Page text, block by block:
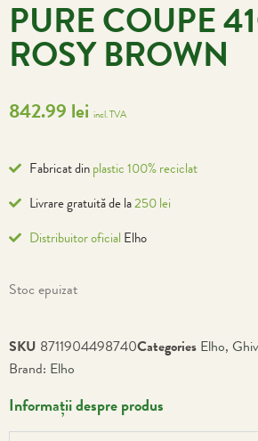
PURE COUPE
ROSY BROWN
842.99 lei incl. TVA
Fabricat dinplastic 100% reciclat
Livrare gratuită de la250 lei
Distribuitor oficial Elho
Stoc epuizat
SKU 8711904498740Categories Elho,
Brand: Elho
Informații despre produs